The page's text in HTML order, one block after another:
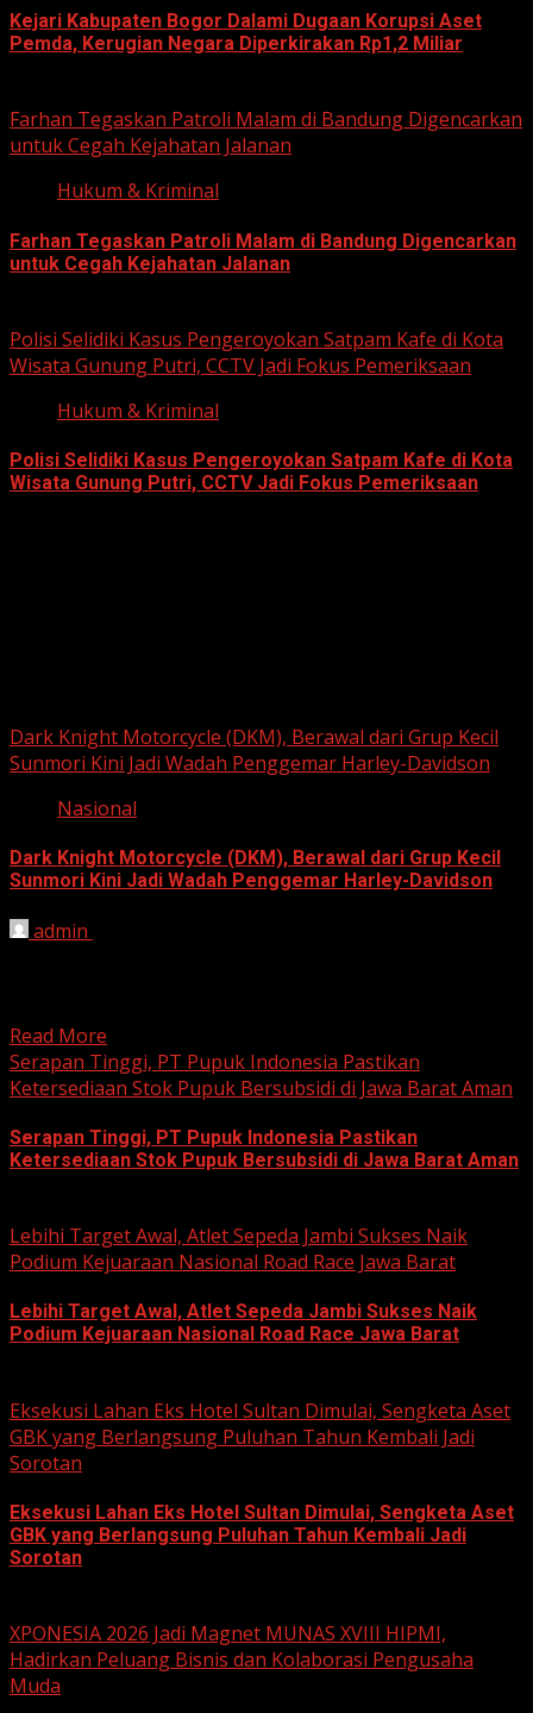
Kejari Kabupaten Bogor Dalami Dugaan Korupsi Aset
Pemda, Kerugian Negara Diperkirakan Rp1,2 Miliar
Farhan Tegaskan Patroli Malam di Bandung Digencarkan
untuk Cegah Kejahatan Jalanan
Hukum & Kriminal
Farhan Tegaskan Patroli Malam di Bandung Digencarkan
untuk Cegah Kejahatan Jalanan
Polisi Selidiki Kasus Pengeroyokan Satpam Kafe di Kota
Wisata Gunung Putri, CCTV Jadi Fokus Pemeriksaan
Hukum & Kriminal
Polisi Selidiki Kasus Pengeroyokan Satpam Kafe di Kota
Wisata Gunung Putri, CCTV Jadi Fokus Pemeriksaan
Dark Knight Motorcycle (DKM), Berawal dari Grup Kecil
Sunmori Kini Jadi Wadah Penggemar Harley-Davidson
Nasional
Dark Knight Motorcycle (DKM), Berawal dari Grup Kecil
Sunmori Kini Jadi Wadah Penggemar Harley-Davidson
admin
Read More
Serapan Tinggi, PT Pupuk Indonesia Pastikan
Ketersediaan Stok Pupuk Bersubsidi di Jawa Barat Aman
Serapan Tinggi, PT Pupuk Indonesia Pastikan
Ketersediaan Stok Pupuk Bersubsidi di Jawa Barat Aman
Lebihi Target Awal, Atlet Sepeda Jambi Sukses Naik
Podium Kejuaraan Nasional Road Race Jawa Barat
Lebihi Target Awal, Atlet Sepeda Jambi Sukses Naik
Podium Kejuaraan Nasional Road Race Jawa Barat
Eksekusi Lahan Eks Hotel Sultan Dimulai, Sengketa Aset
GBK yang Berlangsung Puluhan Tahun Kembali Jadi
Sorotan
Eksekusi Lahan Eks Hotel Sultan Dimulai, Sengketa Aset
GBK yang Berlangsung Puluhan Tahun Kembali Jadi
Sorotan
XPONESIA 2026 Jadi Magnet MUNAS XVIII HIPMI,
Hadirkan Peluang Bisnis dan Kolaborasi Pengusaha
Muda